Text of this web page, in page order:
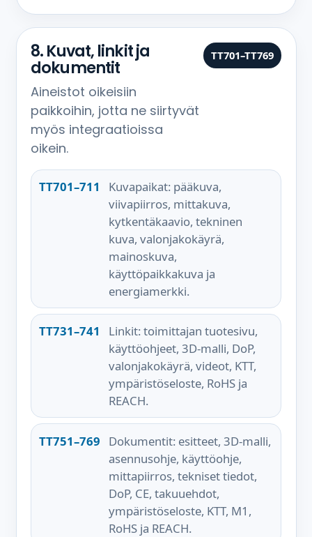
8. Kuvat, linkit ja
dokumentit
Aineistot oikeisiin
paikkoihin, jotta ne siirtyvät
myös integraatioissa
oikein.
TT701–TT769
TT701–711
Kuvapaikat: pääkuva,
viivapiirros, mittakuva,
kytkentäkaavio, tekninen
kuva, valonjakokäyrä,
mainoskuva,
käyttöpaikkakuva ja
energiamerkki.
TT731–741
Linkit: toimittajan tuotesivu,
käyttöohjeet, 3D-malli, DoP,
valonjakokäyrä, videot, KTT,
ympäristöseloste, RoHS ja
REACH.
TT751–769
Dokumentit: esitteet, 3D-malli,
asennusohje, käyttöohje,
mittapiirros, tekniset tiedot,
DoP, CE, takuuehdot,
ympäristöseloste, KTT, M1,
RoHS ja REACH.